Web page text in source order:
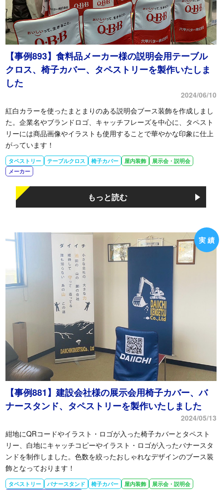
【事例893】食料品メーカー様の説明会用テーブル
クロス、椅子カバー、タペストリーを製作いたしま
した
2024/06/10
紅白カラーを使ったまとまりのある説明会ブース装飾を作成しまし
た。企業名やブランドロゴ、キャッチフレーズを中心に、タペスト
リーには商品画像やイラストも使用することで華やかな印象に仕上
がっています！
タペストリー テーブルクロス 椅子カバー 屋内装飾
展示会・説明会
メーカー
もっと読む
【事例881】建設会社様の展示会用椅子カバー、バ
ナースタンド、タペストリーを製作いたしました
2024/05/13
紺地にQRコードやイラスト・ロゴが入った椅子カバーとタペスト
リー、白地にキャッチコピーやイラスト・ロゴが入ったバナースタ
ンドを制作しました。色数を絞ったおしゃれなデザインのブース装
飾となっております！
タペストリー バナースタンド 椅子カバー 屋内装飾
展示会・説明会